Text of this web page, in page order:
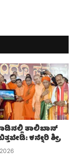
ತಾಲಿಬಾನ್
ಕನ್ನೇರಿ ಶ್ರೀ